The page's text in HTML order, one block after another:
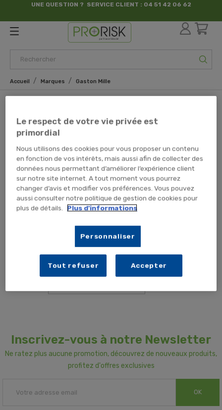
UNE QUESTION ? SERVICE CLIENT : 04 51 42 06 62
par France Sécurité
Accueil Marques Gaston Mille
Liste des produits de la marque
Gaston Mille
La société Gaston Mille propose des chaussures de sécurité
et accessoires depuis 1960. Fabrication française à hauteur
de 80%, cette société offre un service de proximité et une
valeur sure des produits.
Désolé pour la gêne occasionnée
Renouvelez votre recherche
Inscrivez-vous à notre Newsletter
Ne ratez plus aucune promotion, découvrez de nouveaux produits,
profitez d'offres exclusives
OK
Le respect de votre vie privée est
primordial
Nous utilisons des cookies pour vous proposer un contenu
en fonction de vos intérêts, mais aussi afin de collecter des
données nous permettant d’améliorer l’expérience client
sur notre site internet. A tout moment vous pourrez
changer d’avis et modifier vos préférences. Vous pouvez
aussi consulter notre politique de gestion de cookies pour
plus de détails.
Plus d'informations
Personnaliser
Tout refuser Accepter